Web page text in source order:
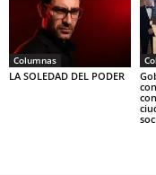
Columnas
LA SOLEDAD DEL PODER